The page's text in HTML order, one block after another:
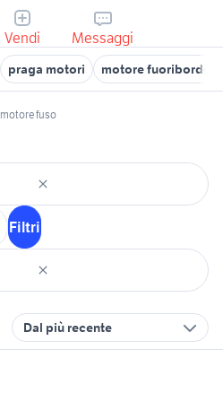
Vendi Messaggi
praga motori motore fuoribordo
motore fuso
Filtri
Dal più recente